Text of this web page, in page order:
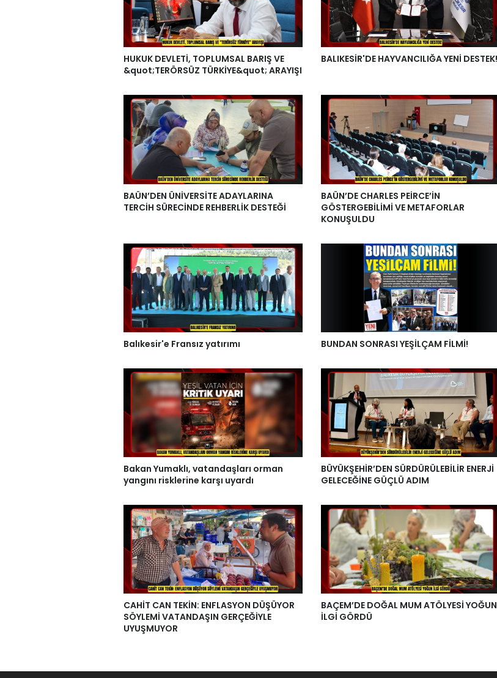
HUKUK DEVLETİ, TOPLUMSAL BARIŞ VE
&quot;TERÖRSÜZ TÜRKİYE&quot; ARAYIŞI
BALIKESİR'DE HAYVANCILIĞA YENİ DESTEK!
BAÜN’DEN ÜNİVERSİTE ADAYLARINA
TERCİH SÜRECİNDE REHBERLİK DESTEĞİ
BAÜN’DE CHARLES PEİRCE’İN
GÖSTERGEBİLİMİ VE METAFORLAR
KONUŞULDU
Balıkesir'e Fransız yatırımı BUNDAN SONRASI YEŞİLÇAM FİLMİ!
Bakan Yumaklı, vatandaşları orman
yangını risklerine karşı uyardı
BÜYÜKŞEHİR’DEN SÜRDÜRÜLEBİLİR ENERJİ
GELECEĞİNE GÜÇLÜ ADIM
CAHİT CAN TEKİN: ENFLASYON DÜŞÜYOR
SÖYLEMİ VATANDAŞIN GERÇEĞİYLE
UYUŞMUYOR
BAÇEM’DE DOĞAL MUM ATÖLYESİ YOĞUN
İLGİ GÖRDÜ